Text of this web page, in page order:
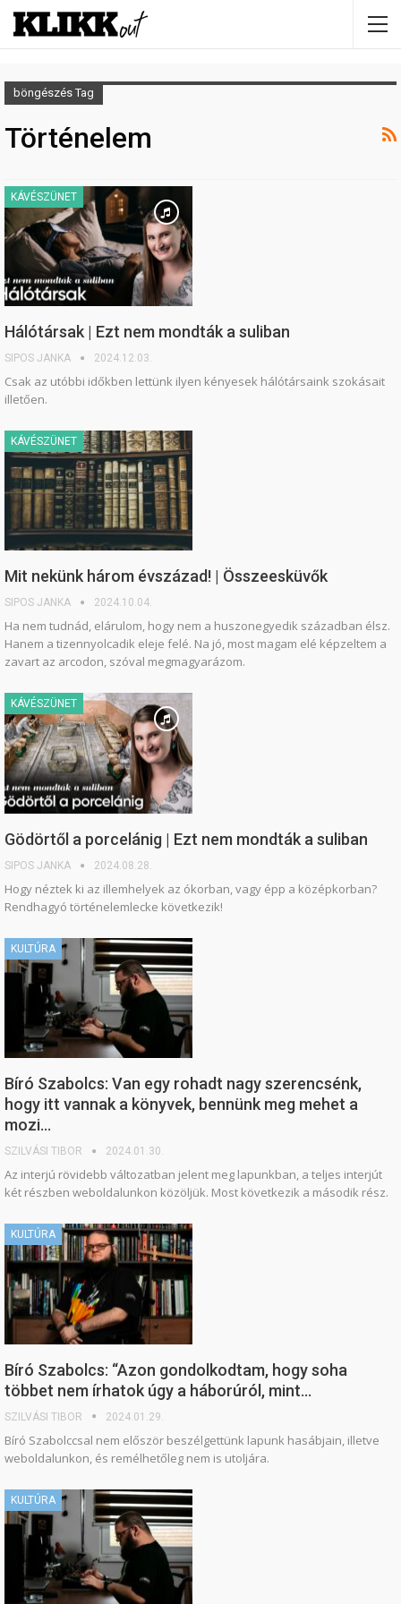
böngészés Tag
Történelem
KÁVÉSZÜNET
Hálótársak | Ezt nem mondták a suliban
SIPOS JANKA 2024.12.03.
Csak az utóbbi időkben lettünk ilyen kényesek hálótársaink szokásait
illetően.
KÁVÉSZÜNET
Mit nekünk három évszázad! | Összeesküvők
SIPOS JANKA 2024.10.04.
Ha nem tudnád, elárulom, hogy nem a huszonegyedik században élsz.
Hanem a tizennyolcadik eleje felé. Na jó, most magam elé képzeltem a
zavart az arcodon, szóval megmagyarázom.
KÁVÉSZÜNET
Gödörtől a porcelánig | Ezt nem mondták a suliban
SIPOS JANKA 2024.08.28.
Hogy néztek ki az illemhelyek az ókorban, vagy épp a középkorban?
Rendhagyó történelemlecke következik!
KULTÚRA
Bíró Szabolcs: Van egy rohadt nagy szerencsénk,
hogy itt vannak a könyvek, bennünk meg mehet a
mozi…
SZILVÁSI TIBOR 2024.01.30.
Az interjú rövidebb változatban jelent meg lapunkban, a teljes interjút
két részben weboldalunkon közöljük. Most következik a második rész.
KULTÚRA
Bíró Szabolcs: “Azon gondolkodtam, hogy soha
többet nem írhatok úgy a háborúról, mint…
SZILVÁSI TIBOR 2024.01.29.
Bíró Szabolccsal nem először beszélgettünk lapunk hasábjain, illetve
weboldalunkon, és remélhetőleg nem is utoljára.
KULTÚRA